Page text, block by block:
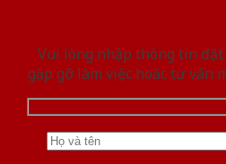
Vui lòng nhập thông tin
gặp gỡ làm việc hoăc tư vấn